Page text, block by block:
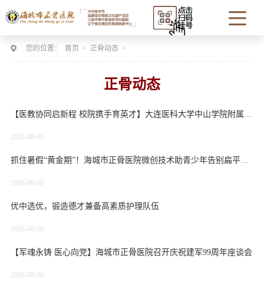
您的位置： 首页 > 正骨动态 >
正骨动态
【医教协同启新程 校院携手育英才】大连医科大学中山学院附属海城市正骨医院签约授牌仪式圆满举行
2026-08-06
抓住暑假“黄金期”！海城市正骨医院微创技术助青少年告别扁平足困扰
2026-08-06
优中选优，锻造德才兼备高素质护理队伍
2026-08-06
【军魂永铸 医心向党】海城市正骨医院召开庆祝建军99周年座谈会
2026-08-06